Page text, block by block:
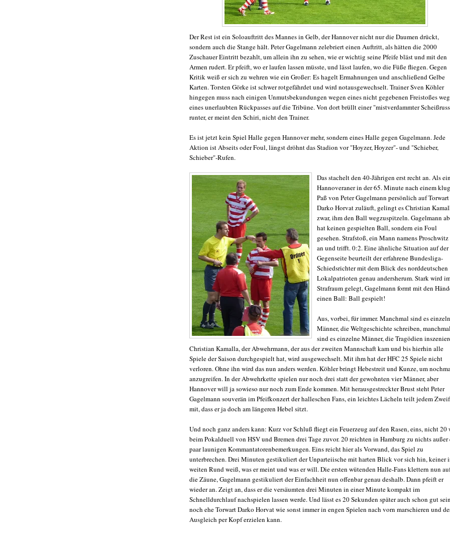
Der Rest ist ein Soloauftritt des Mannes in Gelb, der Hannover nicht nur die Daumen drückt,
sondern auch die Stange hält. Peter Gagelmann zelebriert einen Auftritt, als hätten die 2000
Zuschauer Eintritt bezahlt, um allein ihn zu sehen, wie er wichtig seine Pfeife bläst und mit den
Armen rudert. Er pfeift, wo er laufen lassen müsste, und lässt laufen, wo die Füße fliegen. Gegen
Kritik weiß er sich zu wehren wie ein Großer: Es hagelt Ermahnungen und anschließend Gelbe
Karten. Torsten Görke ist schwer rotgefährdet und wird notausgewechselt. Trainer Sven Köhler
hingegen muss nach einigen Unmutsbekundungen wegen eines nicht gegebenen Freistoßes
eines unerlaubten Rückpasses auf die Tribüne. Von dort brüllt einer "mistverdammter
runter, er meint den Schiri, nicht den Trainer.
Es ist jetzt kein Spiel Halle gegen Hannover mehr, sondern eines Halle gegen Gagelmann. Jede
Aktion ist Abseits oder Foul, längst dröhnt das Stadion vor "Hoyzer, Hoyzer"- und "Schieber,
Schieber"-Rufen.
Das stachelt den 40-Jährigen erst recht an. Als ein
Hannoveraner in der 65. Minute nach einem
Paß von Peter Gagelmann persönlich auf Torwart
Darko Horvat zuläuft, gelingt es Christian
zwar, ihm den Ball wegzuspitzeln. Gagelmann
hat keinen gespielten Ball, sondern ein Foul
gesehen. Strafstoß, ein Mann namens
an und trifft. 0:2. Eine ähnliche Situation auf der
Gegenseite beurteilt der erfahrene Bundesliga-
Schiedsrichter mit dem Blick des norddeutschen
Lokalpatrioten genau andersherum. Stark wird
Strafraum gelegt, Gagelmann formt mit den
einen Ball: Ball gespielt!
Aus, vorbei, für immer. Manchmal sind es
Männer, die Weltgeschichte schreiben, manchmal
sind es einzelne Männer, die Tragödien
Christian Kamalla, der Abwehrmann, der aus der zweiten Mannschaft kam und bis hierhin alle
Spiele der Saison durchgespielt hat, wird ausgewechselt. Mit ihm hat der HFC 25 Spiele nicht
verloren. Ohne ihn wird das nun anders werden. Köhler bringt Hebestreit und Kunze, um
anzugreifen. In der Abwehrkette spielen nur noch drei statt der gewohnten vier Männer, aber
Hannover will ja sowieso nur noch zum Ende kommen. Mit herausgestreckter Brust steht Peter
Gagelmann souverän im Pfeifkonzert der halleschen Fans, ein leichtes Lächeln teilt jedem
mit, dass er ja doch am längeren Hebel sitzt.
Und noch ganz anders kann: Kurz vor Schluß fliegt ein Feuerzeug auf den Rasen, eins, nicht 20
beim Pokalduell von HSV und Bremen drei Tage zuvor. 20 reichten in Hamburg zu nichts außer
paar launigen Kommantatorenbemerkungen. Eins reicht hier als Vorwand, das Spiel zu
unterbrechen. Drei Minuten gestikuliert der Unparteiische mit harten Blick vor sich hin, keiner
weiten Rund weiß, was er meint und was er will. Die ersten wütenden Halle-Fans klettern nun
die Zäune, Gagelmann gestikuliert der Einfachheit nun offenbar genau deshalb. Dann pfeift er
wieder an. Zeigt an, dass er die versäumten drei Minuten in einer Minute kompakt im
Schnelldurchlauf nachspielen lassen werde. Und lässt es 20 Sekunden später auch schon gut
noch ehe Torwart Darko Horvat wie sonst immer in engen Spielen nach vorn marschieren und
Ausgleich per Kopf erzielen kann.